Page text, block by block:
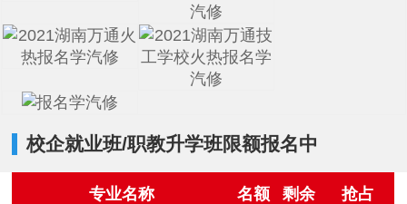
校企就业班/职教升学班限额报名中
专业名称 名额 剩余 抢占